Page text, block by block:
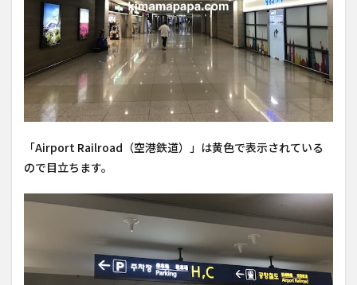
「Airport Railroad（空港鉄道）」は黄色で表示されている
ので目立ちます。